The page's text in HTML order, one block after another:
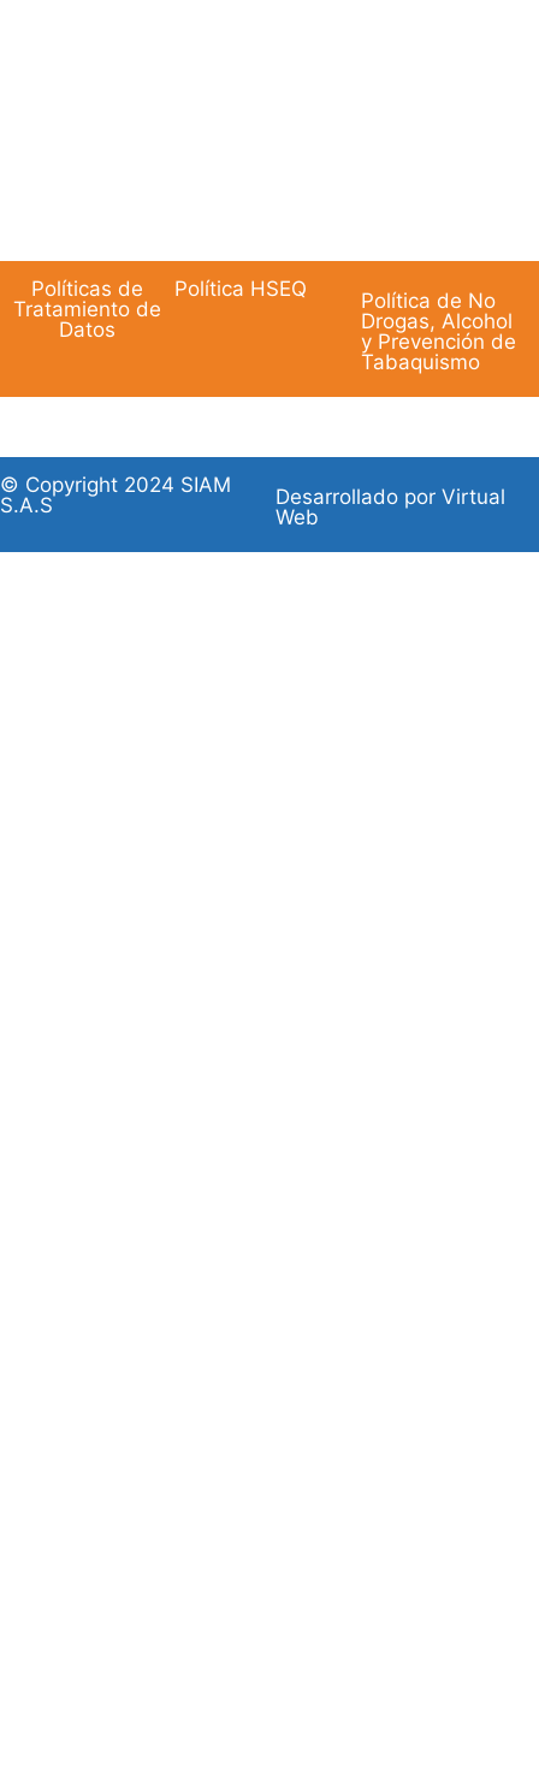
Políticas de
Tratamiento de
Datos
Política HSEQ
Política de No
Drogas, Alcohol
y Prevención de
Tabaquismo
© Copyright 2024 SIAM
S.A.S
Desarrollado por Virtual
Web